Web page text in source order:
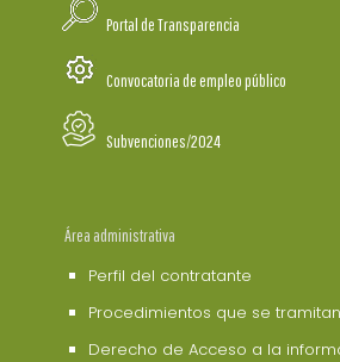
Portal de Transparencia
Convocatoria de empleo público
Subvenciones/2024
Área administrativa
Perfil del contratante
Procedimientos que se
Derecho de Acceso a la